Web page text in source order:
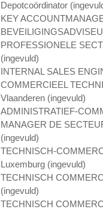
Depotcoördinator
KEY
PROFESSIONELE
(ingevuld)
INTERNAL SALES
COMMERCIEEL
Vlaanderen (ingevuld)
ADMINISTRATIEF-
MANAGER DE
(ingevuld)
TECHNISCH-
Luxemburg (ingevuld)
TECHNISCH
(ingevuld)
TECHNISCH